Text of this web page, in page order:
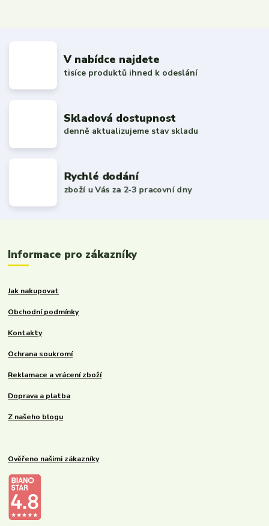
V nabídce najdete
tisíce produktů ihned k odeslání
Skladová dostupnost
denně aktualizujeme stav skladu
Rychlé dodání
zboží u Vás za 2-3 pracovní dny
Informace pro zákazníky
Jak nakupovat
Obchodní podmínky
Kontakty
Ochrana soukromí
Reklamace a vrácení zboží
Doprava a platba
Z našeho blogu
Ověřeno našimi zákazníky